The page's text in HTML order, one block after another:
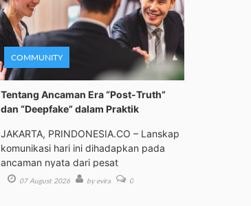
COMMUNITY
Tentang Ancaman Era “Post-Truth”
dan “Deepfake” dalam Praktik
JAKARTA, PRINDONESIA.CO – Lanskap
komunikasi hari ini dihadapkan pada
ancaman nyata dari pesat
07 August 2026 by evira 0